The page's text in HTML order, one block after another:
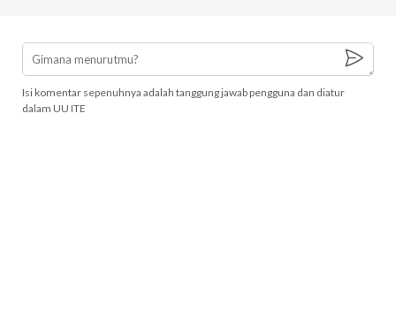
Isi komentar sepenuhnya adalah tanggung jawab pengguna dan diatur
dalam UU ITE